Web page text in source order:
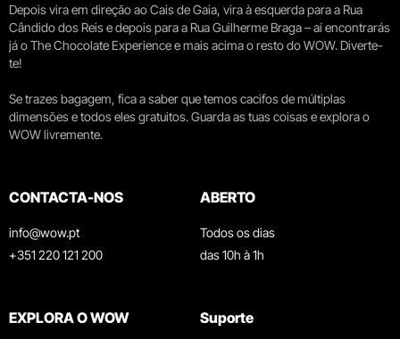
Depois vira em direção ao Cais de Gaia, vira à esquerda para a Rua
Cândido dos Reis e depois para a Rua Guilherme Braga – aí encontrarás
já o The Chocolate Experience e mais acima o resto do WOW. Diverte-
te!
Se trazes bagagem, fica a saber que temos cacifos de múltiplas
dimensões e todos eles gratuitos. Guarda as tuas coisas e explora o
WOW livremente.
CONTACTA-NOS
info@wow.pt
+351 220 121 200
ABERTO
Todos os dias
das 10h à 1h
EXPLORA O WOW Suporte